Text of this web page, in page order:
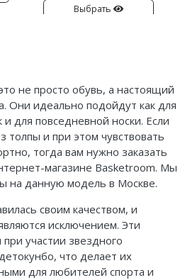
Выбрать
не просто обувь, а настоящий
Они идеально подойдут как для
для повседневной носки. Если
толпы и при этом чувствовать
тогда вам нужно заказать
магазине Basketroom. Мы
на данную модель в Москве.
своим качеством, и
исключением. Эти
участии звездного
что делает их
для любителей спорта и